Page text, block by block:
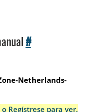
#
Netherlands-
Regístrese para ver.